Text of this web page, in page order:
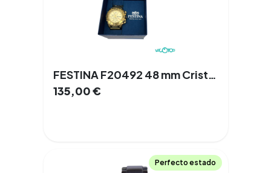
FESTINA F20492 48 mm Cristal de Zafiro Cuarzo Acero Documentación
135,00€
Perfecto estado